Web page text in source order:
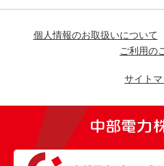
個人情報のお取扱いについて
ご利用の
サイト